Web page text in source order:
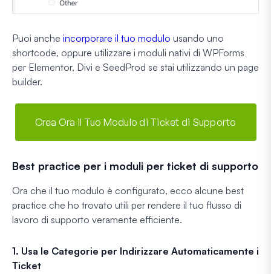
Puoi anche incorporare il tuo modulo usando uno
shortcode, oppure utilizzare i moduli nativi di WPForms
per Elementor, Divi e SeedProd se stai utilizzando un page
builder.
Crea Ora il Tuo Modulo di Ticket di Supporto
Best practice per i moduli per ticket di supporto
Ora che il tuo modulo è configurato, ecco alcune best
practice che ho trovato utili per rendere il tuo flusso di
lavoro di supporto veramente efficiente.
1. Usa le Categorie per Indirizzare Automaticamente i
Ticket